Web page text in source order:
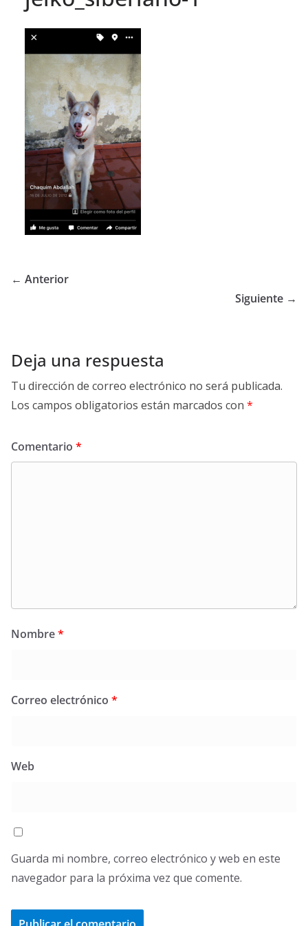
← Anterior
Siguiente →
Deja una respuesta
Tu dirección de correo electrónico no será publicada.
Los campos obligatorios están marcados con *
Comentario *
Nombre*
Correo electrónico *
Web
Guarda mi nombre, correo electrónico y web en este
navegador para la próxima vez que comente.